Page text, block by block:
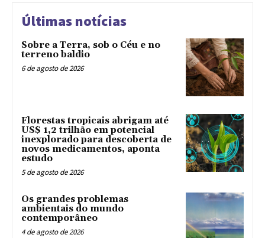
Últimas notícias
Sobre a Terra, sob o Céu e no
terreno baldio
6 de agosto de 2026
Florestas tropicais abrigam até
US$ 1,2 trilhão em potencial
inexplorado para descoberta de
novos medicamentos, aponta
estudo
5 de agosto de 2026
Os grandes problemas
ambientais do mundo
contemporâneo
4 de agosto de 2026